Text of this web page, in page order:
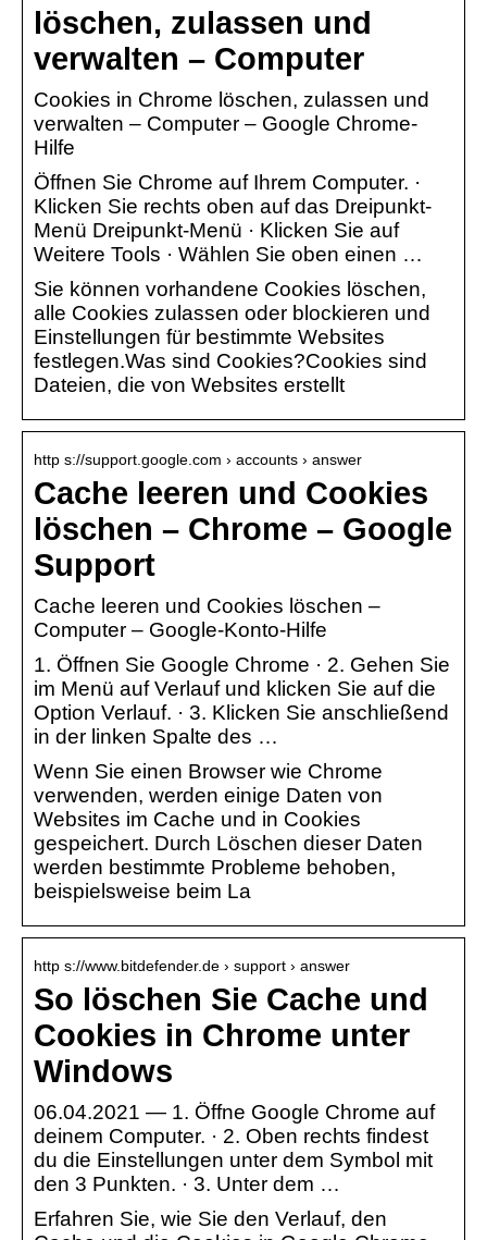
löschen, zulassen und
verwalten – Computer
Cookies in Chrome löschen, zulassen und
verwalten – Computer – Google Chrome-
Hilfe
Öffnen Sie Chrome auf Ihrem Computer. ·
Klicken Sie rechts oben auf das Dreipunkt-
Menü Dreipunkt-Menü · Klicken Sie auf
Weitere Tools · Wählen Sie oben einen …
Sie können vorhandene Cookies löschen,
alle Cookies zulassen oder blockieren und
Einstellungen für bestimmte Websites
festlegen.Was sind Cookies?Cookies sind
Dateien, die von Websites erstellt
http s://support.google.com › accounts › answer
Cache leeren und Cookies
löschen – Chrome – Google
Support
Cache leeren und Cookies löschen –
Computer – Google-Konto-Hilfe
1. Öffnen Sie Google Chrome · 2. Gehen Sie
im Menü auf Verlauf und klicken Sie auf die
Option Verlauf. · 3. Klicken Sie anschließend
in der linken Spalte des …
Wenn Sie einen Browser wie Chrome
verwenden, werden einige Daten von
Websites im Cache und in Cookies
gespeichert. Durch Löschen dieser Daten
werden bestimmte Probleme behoben,
beispielsweise beim La
http s://www.bitdefender.de › support › answer
So löschen Sie Cache und
Cookies in Chrome unter
Windows
06.04.2021 — 1. Öffne Google Chrome auf
deinem Computer. · 2. Oben rechts findest
du die Einstellungen unter dem Symbol mit
den 3 Punkten. · 3. Unter dem …
Erfahren Sie, wie Sie den Verlauf, den